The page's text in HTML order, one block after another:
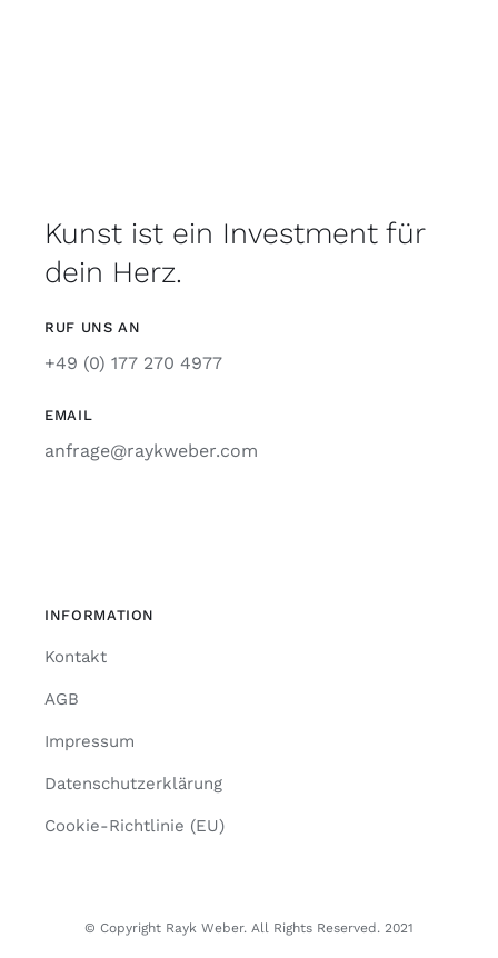
Kunst ist ein Investment für
dein Herz.
RUF UNS AN
+49 (0) 177 270 4977
EMAIL
anfrage@raykweber.com
INFORMATION
Kontakt
AGB
Impressum
Datenschutzerklärung
Cookie-Richtlinie (EU)
© Copyright Rayk Weber. All Rights Reserved. 2021